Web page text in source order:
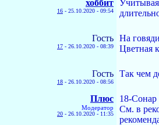
хоббит
16 - 25.10.2020 - 09:54
Учитывая
Гость
17 - 26.10.2020 - 08:39
На
Цветная
Гость
18 - 26.10.2020 - 08:56
Так чем
Плюс
Модератор
20 - 26.10.2020 - 11:35
18-Сонар
См. в